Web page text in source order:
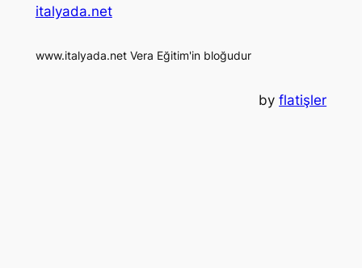
italyada.net
www.italyada.net Vera Eğitim'in bloğudur
byflatişler